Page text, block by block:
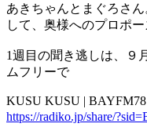
あきちゃんとまぐろさ
して、奥様へのプロポー
1週目の聞き逃しは、９
ムフリーで
KUSU KUSU | BAYFM78
https://radiko.jp/share/